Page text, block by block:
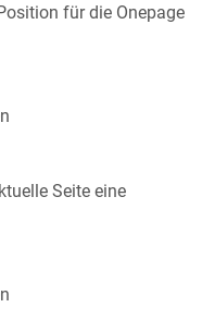
für die Onepage
Seite eine